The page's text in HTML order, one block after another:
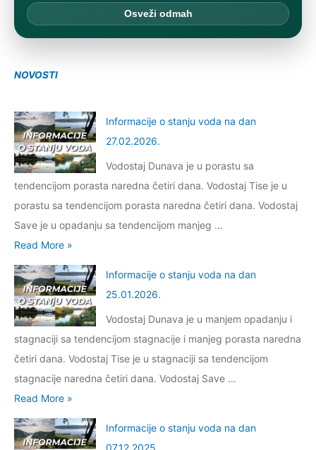
Osveži odmah
NOVOSTI
Informacije o stanju voda na dan
27.02.2026.
Vodostaj Dunava je u porastu sa
tendencijom porasta naredna četiri dana. Vodostaj Tise je u
porastu sa tendencijom porasta naredna četiri dana. Vodostaj
Save je u opadanju sa tendencijom manjeg …
I
n
f
o
r
m
a
c
i
j
e
Read More »
Informacije o stanju voda na dan
25.01.2026.
Vodostaj Dunava je u manjem opadanju i
stagnaciji sa tendencijom stagnacije i manjeg porasta naredna
četiri dana. Vodostaj Tise je u stagnaciji sa tendencijom
stagnacije naredna četiri dana. Vodostaj Save …
I
n
f
Read More »
Informacije o stanju voda na dan
07.12.2025.